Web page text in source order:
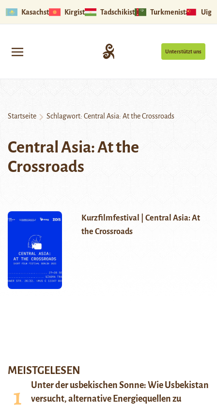
Kasachstan Kirgistan Tadschikistan Turkmenistan
Unterstützt uns
Startseite Schlagwort: Central Asia: At the Crossroads
Central Asia: At the
Crossroads
Kurzfilmfestival | Central Asia: At
the Crossroads
MEISTGELESEN
Unter der usbekischen Sonne: Wie Usbekistan
versucht, alternative Energiequellen zu